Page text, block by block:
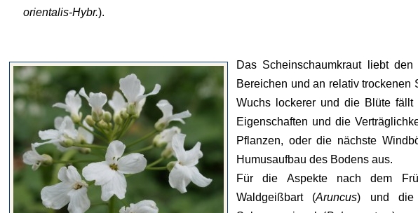
orientalis-Hybr.).
Das Scheinschaumkraut liebt
Bereichen und an relativ trockenen
Wuchs lockerer und die Blüte fällt
Eigenschaften und die
Pflanzen, oder die nächste
Humusaufbau des Bodens aus.
Für die Aspekte nach dem
Waldgeißbart (Aruncus) und die